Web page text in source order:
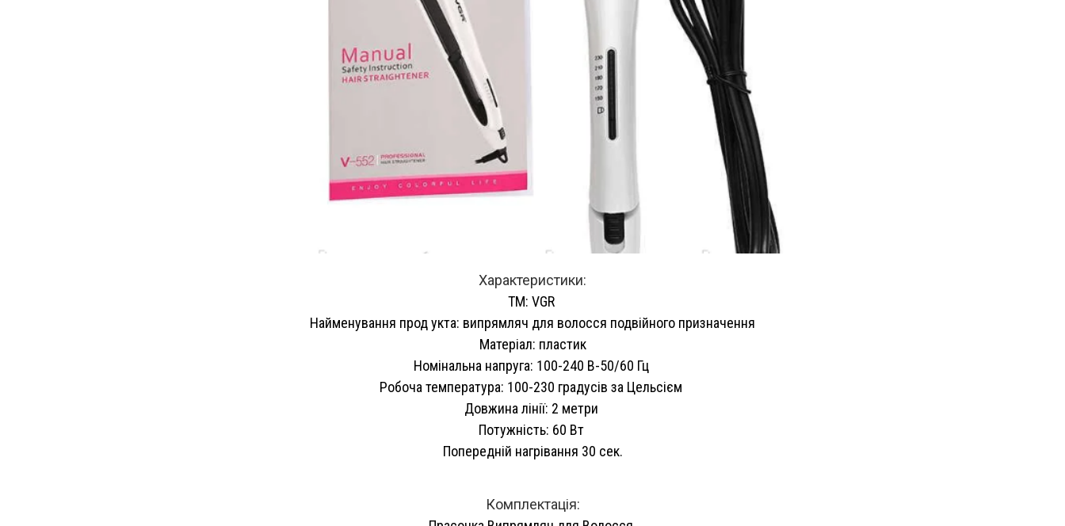
Характеристики:
ТМ: VGR
Найменування прод укта: випрямляч для волосся подвійного призначення
Матеріал: пластик
Номінальна напруга: 100-240 В-50/60 Гц
Робоча температура: 100-230 градусів за Цельсієм
Довжина лінії: 2 метри
Потужність: 60 Вт
Попередній нагрівання 30 сек.
Комплектація: